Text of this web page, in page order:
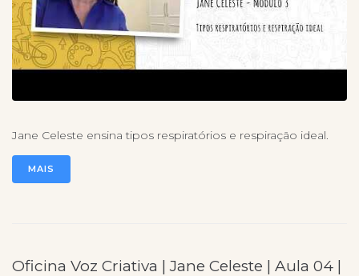
Jane Celeste ensina tipos respiratórios e respiração ideal.
MAIS
Oficina Voz Criativa | Jane Celeste | Aula 04 |